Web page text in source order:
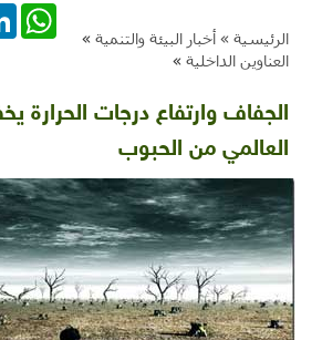
الرئيسية » أخبار البيئة والتنمية »
العناوين الداخلية »
الجفاف وارتفاع درجات الحرارة
العالمي من الحبوب